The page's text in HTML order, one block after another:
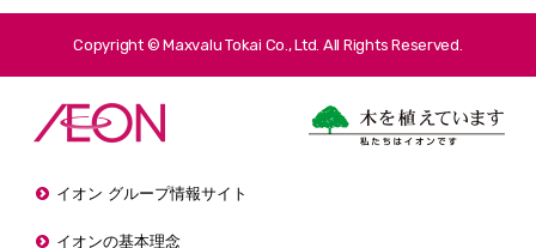
Copyright © Maxvalu Tokai Co., Ltd. All Rights Reserved.
イオン グループ情報サイト
イオンの基本理念